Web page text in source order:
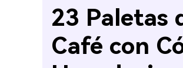
23 Paletas
Café con